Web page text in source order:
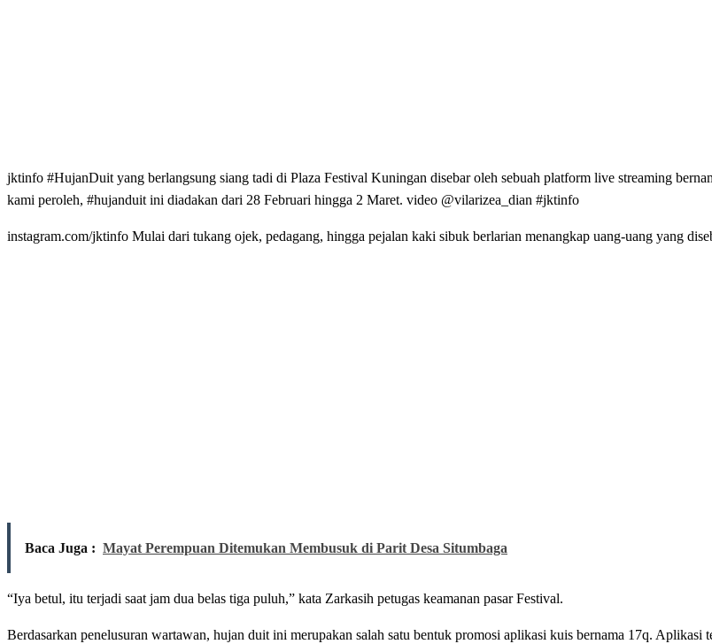
jktinfo #HujanDuit yang berlangsung siang tadi di Plaza Festival Kuningan disebar oleh sebuah platform live streaming
kami peroleh, #hujanduit ini diadakan dari 28 Februari hingga 2 Maret. video @vilarizea_dian #jktinfo
instagram.com/jktinfo Mulai dari tukang ojek, pedagang, hingga pejalan kaki sibuk berlarian menangkap uang-uang yang
Baca Juga : Mayat Perempuan Ditemukan Membusuk di Parit Desa Situmbaga
“Iya betul, itu terjadi saat jam dua belas tiga puluh,” kata Zarkasih petugas keamanan pasar Festival.
Berdasarkan penelusuran wartawan, hujan duit ini merupakan salah satu bentuk promosi aplikasi kuis bernama 17q. Aplikasi